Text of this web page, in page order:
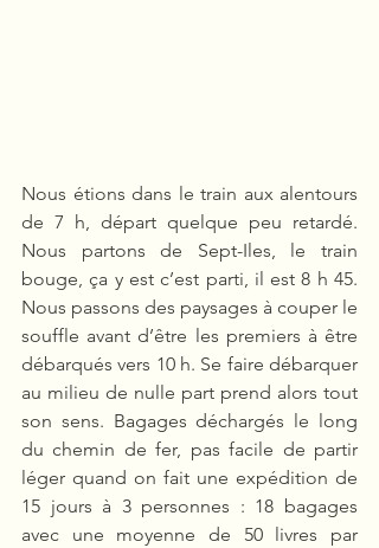
Nous étions dans le train aux alentours
de 7 h, départ quelque peu retardé.
Nous partons de Sept-Iles, le train
bouge, ça y est c’est parti, il est 8 h 45.
Nous passons des paysages à couper le
souffle avant d’être les premiers à être
débarqués vers 10 h. Se faire débarquer
au milieu de nulle part prend alors tout
son sens. Bagages déchargés le long
du chemin de fer, pas facile de partir
léger quand on fait une expédition de
15 jours à 3 personnes : 18 bagages
avec une moyenne de 50 livres par